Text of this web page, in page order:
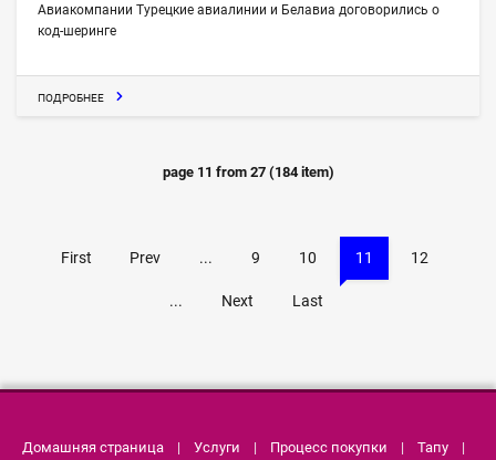
Авиакомпании Турецкие авиалинии и Белавиа договорились о
код-шеринге
ПОДРОБНЕЕ
page 11 from 27(184item)
First Prev ... 9 10 11 12
... Next Last
Домашняя страница| Услуги | Процесс покупки | Тапу|